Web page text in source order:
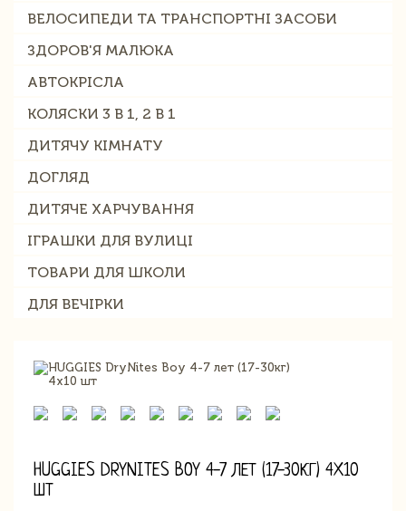
ВЕЛОСИПЕДИ ТА ТРАНСПОРТНІ ЗАСОБИ
ЗДОРОВ'Я МАЛЮКА
АВТОКРІСЛА
КОЛЯСКИ 3 В 1, 2 В 1
ДИТЯЧУ КІМНАТУ
ДОГЛЯД
ДИТЯЧЕ ХАРЧУВАННЯ
ІГРАШКИ ДЛЯ ВУЛИЦІ
ТОВАРИ ДЛЯ ШКОЛИ
ДЛЯ ВЕЧІРКИ
HUGGIES DRYNITES BOY 4-7 ЛЕТ (17-30КГ) 4X10
ШТ